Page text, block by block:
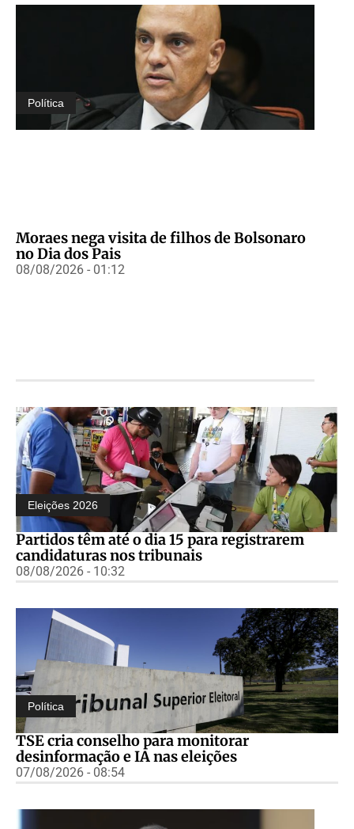
Política
Moraes nega visita de filhos de Bolsonaro
no Dia dos Pais
08/08/2026 - 01:12
Eleições 2026
Partidos têm até o dia 15 para registrarem
candidaturas nos tribunais
08/08/2026 - 10:32
Política
TSE cria conselho para monitorar
desinformação e IA nas eleições
07/08/2026 - 08:54